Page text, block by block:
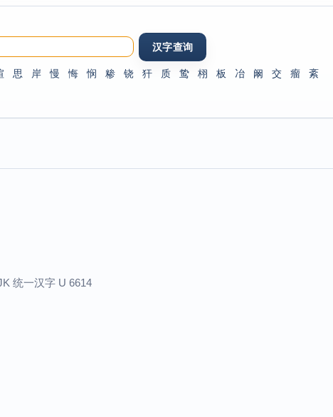
思 岸 慢 悔 悯 糁 铙 犴 质 鸷 栩 板 冶 阚 交 瘤 紊
一汉字 U 6614